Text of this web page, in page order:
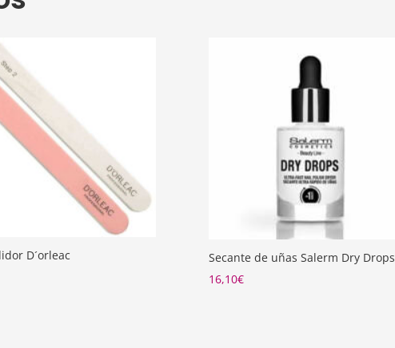
D´orleac
Secante de uñas Salerm Dry Drops
16,10€